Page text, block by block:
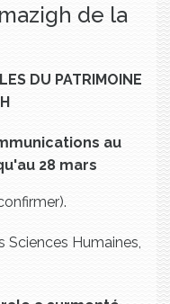
de la
DU PATRIMOINE
au
28 mars
Humaines,